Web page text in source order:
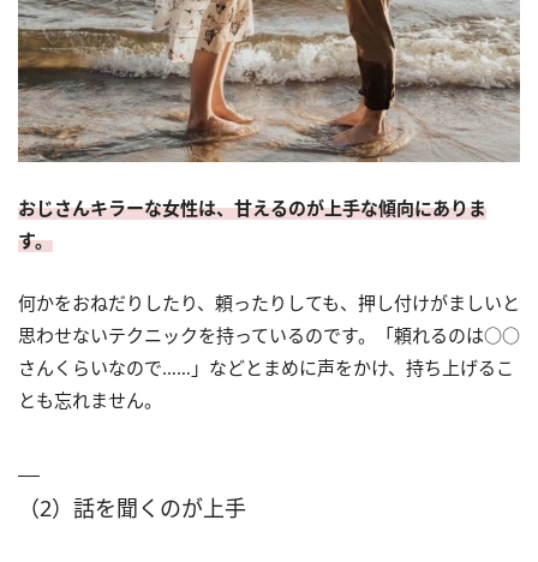
おじさんキラーな女性は、甘えるのが上手な傾向にありま
す。
何かをおねだりしたり、頼ったりしても、押し付けがましいと
思わせないテクニックを持っているのです。「頼れるのは○○
さんくらいなので……」などとまめに声をかけ、持ち上げるこ
とも忘れません。
（2）話を聞くのが上手